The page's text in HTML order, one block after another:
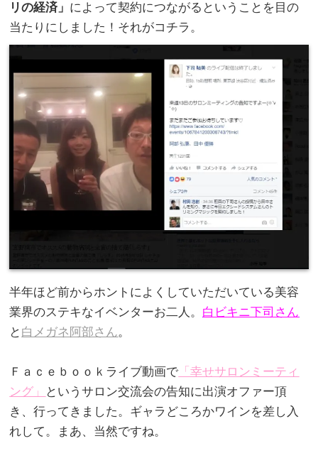
リの経済」 によって契約につながるということを目の
当たりにしました！それがコチラ。
半年ほど前からホントによくしていただいている美容
業界のステキなイベンターお二人。 白ビキニ下司さん
と 白メガネ阿部さん。
Ｆａｃｅｂｏｏｋライブ動画で 「幸せサロンミーティ
ング」
というサロン交流会の告知に出演オファー頂
き、行ってきました。ギャラどころかワインを差し入
れして。まあ、当然ですね。